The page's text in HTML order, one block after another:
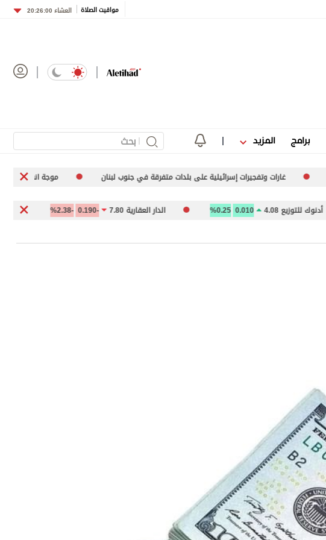
مواقيت الصلاة العشاء 20:26:00
برامج المزيد
إسرائيلية على بلدات متفرقة في جنوب لبنان موجة انفلات أمني متصاعدة في الخرطوم
4.08
0.010
0.25% الدار العقارية 7.80 -0.190
-2.38% السوق